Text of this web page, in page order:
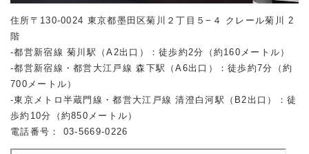
住所〒130-0024 東京都墨田区菊川２丁目５−４ クレール菊川 2
階
-都営新宿線 菊川駅（A2出口）：徒歩約2分（約160メートル）
-都営新宿線・都営大江戸線 森下駅（A6出口）：徒歩約7分（約
700メートル）
-東京メトロ半蔵門線・都営大江戸線 清澄白河駅（B2出口）：徒
歩約10分（約850メートル）
電話番号： 03-5669-0226